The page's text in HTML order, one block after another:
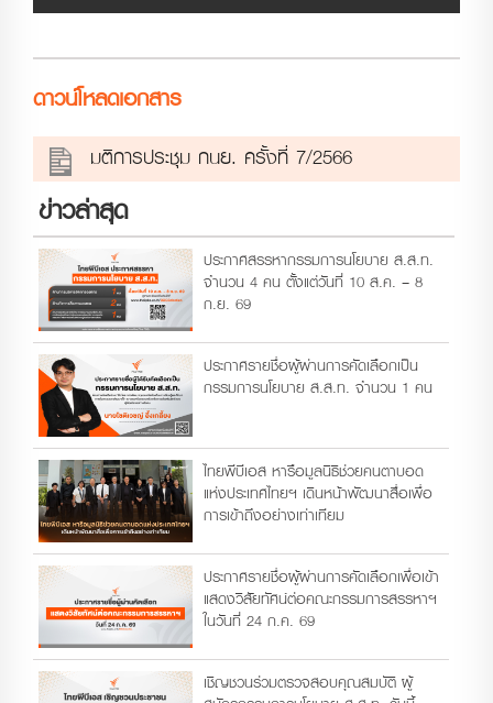
ดาวน์โหลดเอกสาร
มติการประชุม กนย. ครั้งที่ 7/2566
ข่าวล่าสุด
ประกาศสรรหากรรมการนโยบาย ส.ส.ท.
จำนวน 4 คน ตั้งแต่วันที่ 10 ส.ค. – 8
ก.ย. 69
ประกาศรายชื่อผู้ผ่านการคัดเลือกเป็น
กรรมการนโยบาย ส.ส.ท. จำนวน 1 คน
ไทยพีบีเอส หารือมูลนิธิช่วยคนตาบอด
แห่งประเทศไทยฯ เดินหน้าพัฒนาสื่อเพื่อ
การเข้าถึงอย่างเท่าเทียม
ประกาศรายชื่อผู้ผ่านการคัดเลือกเพื่อเข้า
แสดงวิสัยทัศน์ต่อคณะกรรมการสรรหาฯ
ในวันที่ 24 ก.ค. 69
เชิญชวนร่วมตรวจสอบคุณสมบัติ ผู้